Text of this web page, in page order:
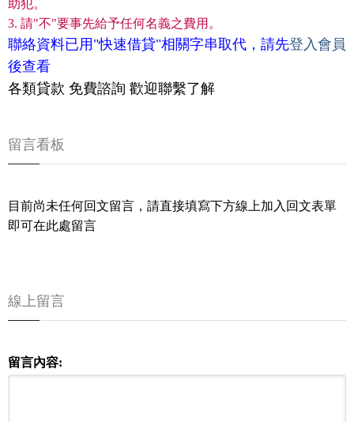
助犯。
3. 請"不"要事先給予任何名義之費用。
聯絡資料已用"快速借貸"相關字串取代，請先登入會員
後查看
各類貸款 免費諮詢 歡迎聯繫了解
留言看板
目前尚未任何回文留言，請直接填寫下方線上加入回文表單
即可在此處留言
線上留言
留言內容: